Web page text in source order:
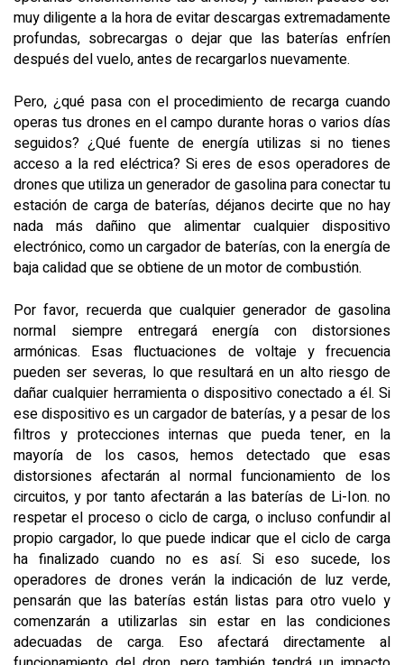
muy diligente a la hora de evitar descargas extremadamente
profundas, sobrecargas o dejar que las baterías enfríen
después del vuelo, antes de recargarlos nuevamente.
Pero, ¿qué pasa con el procedimiento de recarga cuando
operas tus drones en el campo durante horas o varios días
seguidos? ¿Qué fuente de energía utilizas si no tienes
acceso a la red eléctrica? Si eres de esos operadores de
drones que utiliza un generador de gasolina para conectar tu
estación de carga de baterías, déjanos decirte que no hay
nada más dañino que alimentar cualquier dispositivo
electrónico, como un cargador de baterías, con la energía de
baja calidad que se obtiene de un motor de combustión.
Por favor, recuerda que cualquier generador de gasolina
normal siempre entregará energía con distorsiones
armónicas. Esas fluctuaciones de voltaje y frecuencia
pueden ser severas, lo que resultará en un alto riesgo de
dañar cualquier herramienta o dispositivo conectado a él. Si
ese dispositivo es un cargador de baterías, y a pesar de los
filtros y protecciones internas que pueda tener, en la
mayoría de los casos, hemos detectado que esas
distorsiones afectarán al normal funcionamiento de los
circuitos, y por tanto afectarán a las baterías de Li-Ion. no
respetar el proceso o ciclo de carga, o incluso confundir al
propio cargador, lo que puede indicar que el ciclo de carga
ha finalizado cuando no es así. Si eso sucede, los
operadores de drones verán la indicación de luz verde,
pensarán que las baterías están listas para otro vuelo y
comenzarán a utilizarlas sin estar en las condiciones
adecuadas de carga. Eso afectará directamente al